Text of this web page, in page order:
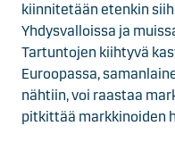
kiinnitetään etenkin
Yhdysvalloissa ja
Tartuntojen kiihtyvä
Euroopassa,
nähtiin, voi raastaa
pitkittää markkinoiden